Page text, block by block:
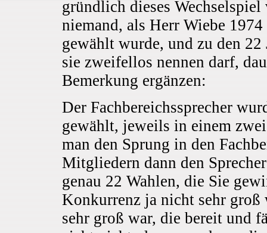
gründlich dieses
niemand, als Herr Wiebe
gewählt wurde, und zu den
sie zweifellos nennen darf,
Bemerkung ergänzen:
Der Fachbereichssprecher
gewählt, jeweils in einem
man den Sprung in den
Mitgliedern dann den
genau 22 Wahlen, die Sie
Konkurrenz ja nicht sehr
sehr groß war, die bereit und